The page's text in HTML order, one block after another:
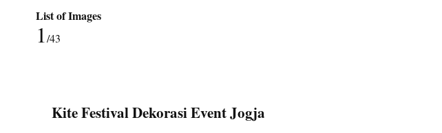
List of Images
1/43
Kite Festival Dekorasi Event Jogja